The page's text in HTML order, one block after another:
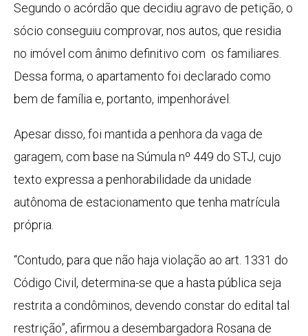
Segundo o acórdão que decidiu agravo de petição, o
sócio conseguiu comprovar, nos autos, que residia
no imóvel com ânimo definitivo com os familiares.
Dessa forma, o apartamento foi declarado como
bem de família e, portanto, impenhorável.
Apesar disso, foi mantida a penhora da vaga de
garagem, com base na Súmula nº 449 do STJ, cujo
texto expressa a penhorabilidade da unidade
autônoma de estacionamento que tenha matrícula
própria.
“Contudo, para que não haja violação ao art. 1331 do
Código Civil, determina-se que a hasta pública seja
restrita a condôminos, devendo constar do edital tal
restrição”, afirmou a desembargadora Rosana de